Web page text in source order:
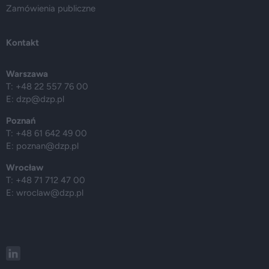
Zamówienia publiczne
Kontakt
Warszawa
T: +48 22 557 76 00
E: dzp@dzp.pl
Poznań
T: +48 61 642 49 00
E: poznan@dzp.pl
Wrocław
T: +48 71 712 47 00
E: wroclaw@dzp.pl